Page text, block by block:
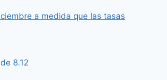
a medida que las tasas